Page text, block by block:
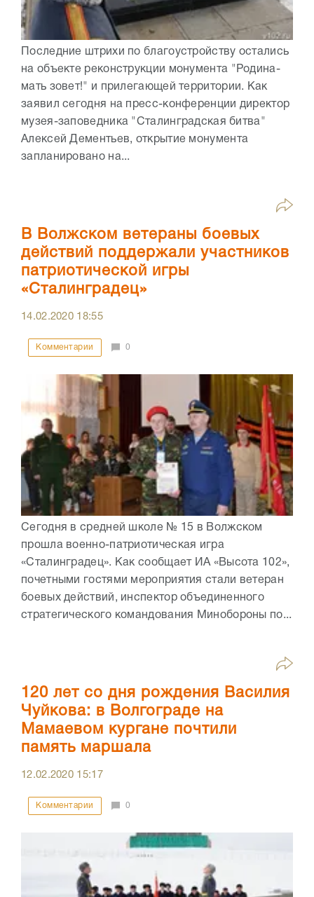
Последние штрихи по благоустройству остались
на объекте реконструкции монумента "Родина-
мать зовет!" и прилегающей территории. Как
заявил сегодня на пресс-конференции директор
музея-заповедника "Сталинградская битва"
Алексей Дементьев, открытие монумента
запланировано на...
В Волжском ветераны боевых
действий поддержали участников
патриотической игры
«Сталинградец»
14.02.2020 18:55
Комментарии 0
Сегодня в средней школе № 15 в Волжском
прошла военно-патриотическая игра
«Сталинградец». Как сообщает ИА «Высота 102»,
почетными гостями мероприятия стали ветеран
боевых действий, инспектор объединенного
стратегического командования Минобороны по...
120 лет со дня рождения Василия
Чуйкова: в Волгограде на
Мамаевом кургане почтили
память маршала
12.02.2020 15:17
Комментарии 0